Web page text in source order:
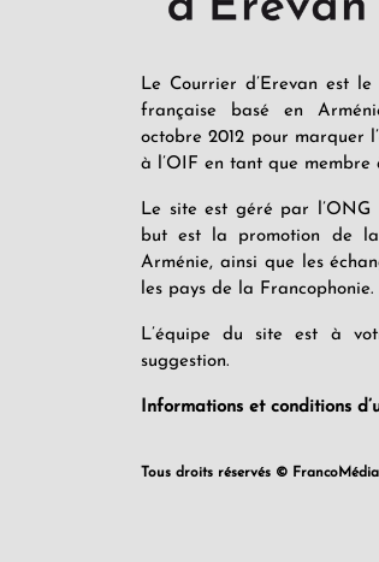
Le Courrier d’Erevan est
française basé en
octobre 2012 pour marquer
à l’OIF en tant que membre
Le site est géré par
but est la promotion de
Arménie, ainsi que les
les pays de la Francophonie.
L’équipe du site est à
suggestion.
Informations et conditions
Tous droits réservés ©